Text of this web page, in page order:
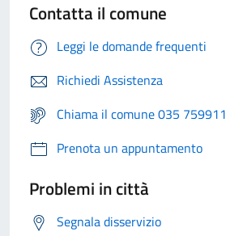
Contatta il comune
Leggi le domande frequenti
Richiedi Assistenza
Chiama il comune 035 759911
Prenota un appuntamento
Problemi in città
Segnala disservizio